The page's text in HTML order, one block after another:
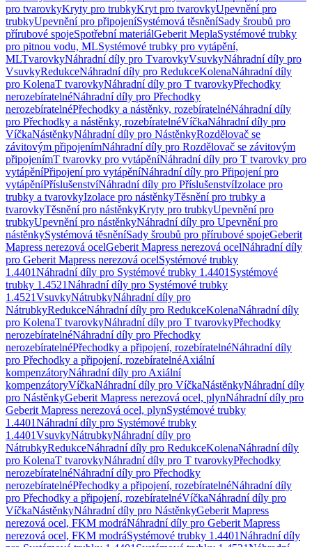
pro tvarovkyKryty pro trubkyKryt pro tvarovkyUpevnění pro
trubkyUpevnění pro připojeníSystémová těsněníSady šroubů pro
přírubové spojeSpotřební materiálGeberit MeplaSystémové trubky
pro pitnou vodu, MLSystémové trubky pro vytápění,
MLTvarovkyNáhradní díly pro TvarovkyVsuvkyNáhradní díly pro
VsuvkyRedukceNáhradní díly pro RedukceKolenaNáhradní díly
pro KolenaT tvarovkyNáhradní díly pro T tvarovkyPřechodky
nerozebíratelnéNáhradní díly pro Přechodky
nerozebíratelnéPřechodky a nástěnky, rozebíratelnéNáhradní díly
pro Přechodky a nástěnky, rozebíratelnéVíčkaNáhradní díly pro
VíčkaNástěnkyNáhradní díly pro NástěnkyRozdělovač se
závitovým připojenímNáhradní díly pro Rozdělovač se závitovým
připojenímT tvarovky pro vytápěníNáhradní díly pro T tvarovky pro
vytápěníPřipojení pro vytápěníNáhradní díly pro Připojení pro
vytápěníPříslušenstvíNáhradní díly pro PříslušenstvíIzolace pro
trubky a tvarovkyIzolace pro nástěnkyTěsnění pro trubky a
tvarovkyTěsnění pro nástěnkyKryty pro trubkyUpevnění pro
trubkyUpevnění pro nástěnkyNáhradní díly pro Upevnění pro
nástěnkySystémová těsněníSady šroubů pro přírubové spojeGeberit
Mapress nerezová ocelGeberit Mapress nerezová ocelNáhradní díly
pro Geberit Mapress nerezová ocelSystémové trubky
1.4401Náhradní díly pro Systémové trubky 1.4401 Systémové
trubky 1.4521Náhradní díly pro Systémové trubky
1.4521VsuvkyNátrubkyNáhradní díly pro
NátrubkyRedukceNáhradní díly pro RedukceKolenaNáhradní díly
pro KolenaT tvarovkyNáhradní díly pro T tvarovkyPřechodky
nerozebíratelnéNáhradní díly pro Přechodky
nerozebíratelnéPřechodky a připojení, rozebíratelnéNáhradní díly
pro Přechodky a připojení, rozebíratelnéAxiální
kompenzátoryNáhradní díly pro Axiální
kompenzátoryVíčkaNáhradní díly pro VíčkaNástěnkyNáhradní díly
pro NástěnkyGeberit Mapress nerezová ocel, plynNáhradní díly pro
Geberit Mapress nerezová ocel, plynSystémové trubky
1.4401Náhradní díly pro Systémové trubky
1.4401VsuvkyNátrubkyNáhradní díly pro
NátrubkyRedukceNáhradní díly pro RedukceKolenaNáhradní díly
pro KolenaT tvarovkyNáhradní díly pro T tvarovkyPřechodky
nerozebíratelnéNáhradní díly pro Přechodky
nerozebíratelnéPřechodky a připojení, rozebíratelnéNáhradní díly
pro Přechodky a připojení, rozebíratelnéVíčkaNáhradní díly pro
VíčkaNástěnkyNáhradní díly pro NástěnkyGeberit Mapress
nerezová ocel, FKM modráNáhradní díly pro Geberit Mapress
nerezová ocel, FKM modráSystémové trubky 1.4401Náhradní díly